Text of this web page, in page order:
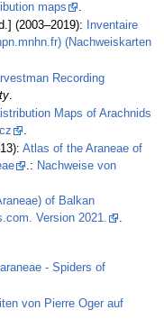
maps
.
(2003–2019):
Inventaire
(Nachweiskarten
Recording
Maps of Arachnids
.
Atlas of the Araneae of
.: Nachweise von
of Balkan
Version 2021.
.
- Spiders of
von Pierre Oger auf